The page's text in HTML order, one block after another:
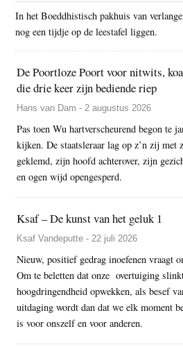
In het Boeddhistisch pakhuis van
nog een tijdje op de leestafel liggen.
De Poortloze Poort voor nitwits,
die drie keer zijn bediende riep
Hans van Dam - 2 augustus 2026
Pas toen Wu hartverscheurend begon te
kijken. De staatsleraar lag op z’n zij
geklemd, zijn hoofd achterover, zijn
en ogen wijd opengesperd.
Ksaf – De kunst van het geluk 1
Ksaf Vandeputte - 22 juli 2026
Nieuw, positief gedrag inoefenen vraagt
Om te beletten dat onze overtuiging
hoogdringendheid opwekken, als besef
uitdaging wordt dan dat we elk moment
is voor onszelf en voor anderen.